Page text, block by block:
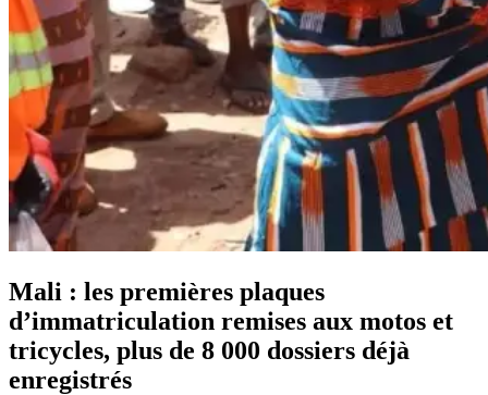
Mali : les premières plaques
d’immatriculation remises aux motos et
tricycles, plus de 8 000 dossiers déjà
enregistrés